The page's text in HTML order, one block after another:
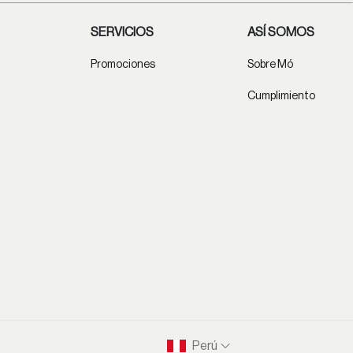
SERVICIOS
Promociones
ASÍ SOMOS
Sobre Mó
Cumplimiento
Perú